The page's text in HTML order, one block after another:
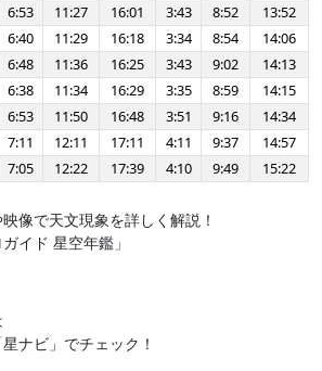
6:53 11:27 16:01 3:43 8:52
13:52
6:40 11:29 16:18 3:34 8:54
14:06
6:48 11:36 16:25 3:43 9:02
14:13
6:38 11:34 16:29 3:35 8:59
14:15
6:53 11:50 16:48 3:51 9:16
14:34
7:11 12:11 17:11 4:11 9:37
14:57
7:05 12:22 17:39 4:10 9:49 15:22
像で天文現象を詳しく解説！
ガイド 星空年鑑」
ナビ」でチェック！